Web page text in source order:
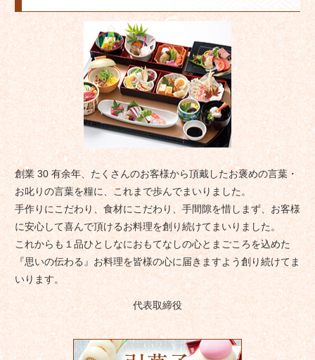
創業 30 有余年、たくさんのお客様から頂戴したお褒めの言葉・
お叱りの言葉を糧に、これまで歩んでまいりました。
手作りにこだわり、食材にこだわり、手間隙を惜しまず、お客様
に安心して喜んで頂けるお料理を創り続けてまいりました。
これからも１品ひとしなにおもてなしの心とまごころを込めた
『思いの伝わる』お料理を皆様の心に届きますよう創り続けてま
いります。
代表取締役